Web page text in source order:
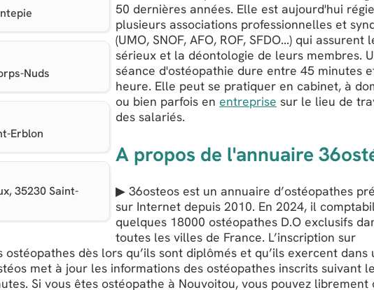
Nuds
Erblon
35230 Saint-
50 dernières années. Elle est aujourd'hui
plusieurs associations professionnelles et
(UMO, SNOF, AFO, ROF, SFDO...) qui assurent
sérieux et la déontologie de leurs membres.
séance d'ostéopathie dure entre 45 minutes
heure. Elle peut se pratiquer en cabinet, à
ou bien parfois en entreprise sur le lieu de
des salariés.
A propos de l'annuaire
▶ 36osteos est un annuaire d’ostéopathes
sur Internet depuis 2010. En 2024, il
quelques 18000 ostéopathes D.O exclusifs
toutes les villes de France. L’inscription sur
dès lors qu’ils sont diplômés et qu’ils exercent dans
met à jour les informations des ostéopathes inscrits suivant
Si vous êtes ostéopathe à Nouvoitou, vous pouvez librement